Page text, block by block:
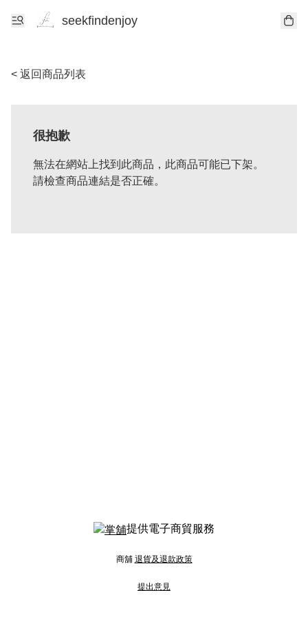
seekfindenjoy
< 返回商品列表
很抱歉
無法在網站上找到此商品，此商品可能已下架。
請檢查商品連結是否正確。
提供電子商貿服務
商舖 退貨及退款政策
提出意見